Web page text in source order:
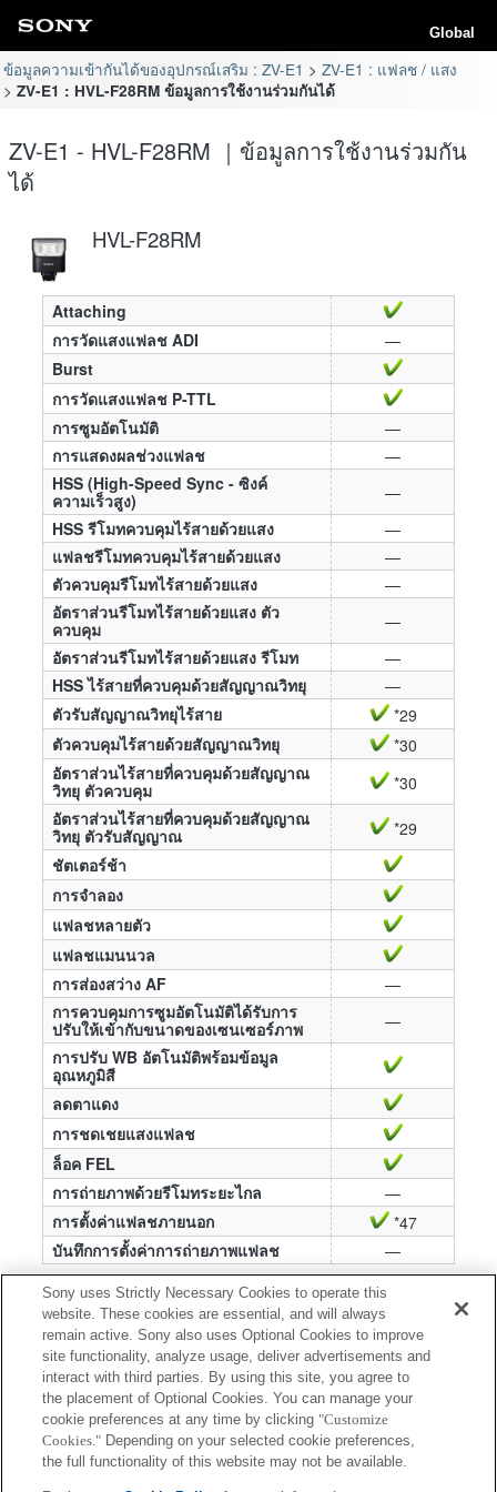
Global
ข้อมูลความเข้ากันได้ของอุปกรณ์เสริม : ZV-E1 ZV-E1 : แฟลช / แสง
ZV-E1 : HVL-F28RM ข้อมูลการใช้งานร่วมกันได้
ZV-E1 - HVL-F28RM ｜ข้อมูลการใช้งานร่วมกัน
ได้
HVL-F28RM
Attaching
การวัดแสงแฟลช ADI
—
Burst
การวัดแสงแฟลช P-TTL
การซูมอัตโนมัติ
—
การแสดงผลช่วงแฟลช
—
HSS (High-Speed Sync - ซิงค์
ความเร็วสูง)
—
HSS รีโมทควบคุมไร้สายด้วยแสง
—
แฟลชรีโมทควบคุมไร้สายด้วยแสง
—
ตัวควบคุมรีโมทไร้สายด้วยแสง
—
อัตราส่วนรีโมทไร้สายด้วยแสง ตัว
ควบคุม
—
อัตราส่วนรีโมทไร้สายด้วยแสง รีโมท
—
HSS ไร้สายที่ควบคุมด้วยสัญญาณวิทยุ
—
ตัวรับสัญญาณวิทยุไร้สาย
*29
ตัวควบคุมไร้สายด้วยสัญญาณวิทยุ
*30
อัตราส่วนไร้สายที่ควบคุมด้วยสัญญาณ
วิทยุ ตัวควบคุม
*30
อัตราส่วนไร้สายที่ควบคุมด้วยสัญญาณ
วิทยุ ตัวรับสัญญาณ
*29
ชัตเตอร์ช้า
การจำลอง
แฟลชหลายตัว
แฟลชแมนนวล
การส่องสว่าง AF
—
การควบคุมการซูมอัตโนมัติได้รับการ
ปรับให้เข้ากับขนาดของเซนเซอร์ภาพ
—
การปรับ WB อัตโนมัติพร้อมข้อมูล
อุณหภูมิสี
ลดตาแดง
การชดเชยแสงแฟลช
ล็อค FEL
การถ่ายภาพด้วยรีโมทระยะไกล
—
การตั้งค่าแฟลชภายนอก
*47
บันทึกการตั้งค่าการถ่ายภาพแฟลช
—
*29 ต้องการแฟลชไร้สายที่ควบคุมด้วยสัญญาณวิทยุ
(จำหน่ายแยกต่างหาก) หรืออุปกรณ์ควบคุมวิทยุ
แบบไร้สาย FA-WRC1M (จำหน่ายแยกต่างหาก)
*30 ต้องการแฟลชไร้สายที่ควบคุมด้วยสัญญาณวิทยุ
(จำหน่ายแยกต่างหาก) หรืออุปกรณ์ตัวรับวิทยุ
แบบไร้สาย FA-WRR1 (จำหน่ายแยกต่างหาก)
*47 คุณสามารถใช้ได้เฉพาะ [ตั้งค่าแฟลชภายนอก]
Sony uses Strictly Necessary Cookies to operate this
website. These cookies are essential, and will always
remain active. Sony also uses Optional Cookies to improve
site functionality, analyze usage, deliver advertisements and
interact with third parties. By using this site, you agree to
the placement of Optional Cookies. You can manage your
cookie preferences at any time by clicking "Customize
Cookies." Depending on your selected cookie preferences,
the full functionality of this website may not be available.